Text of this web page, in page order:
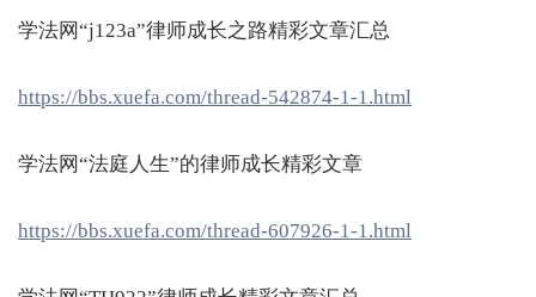
学法网“j123a”律师成长之路精彩文章汇总
https://bbs.xuefa.com/thread-542874-1-1.html
学法网“法庭人生”的律师成长精彩文章
https://bbs.xuefa.com/thread-607926-1-1.html